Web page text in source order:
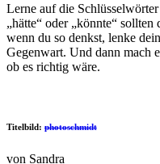
Lerne auf die
„hätte“ oder „könnte“
wenn du so denkst, lenke
Gegenwart. Und dann mach
ob es richtig wäre.
Titelbild: photoschmidt
von Sandra